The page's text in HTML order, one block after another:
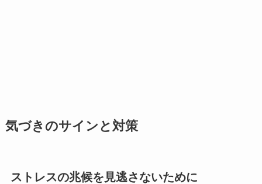
気づきのサインと対策
ストレスの兆候を見逃さないために